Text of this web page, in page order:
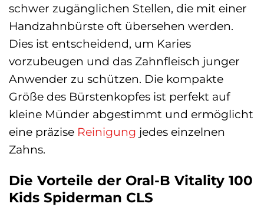
schwer zugänglichen Stellen, die mit einer
Handzahnbürste oft übersehen werden.
Dies ist entscheidend, um Karies
vorzubeugen und das Zahnfleisch junger
Anwender zu schützen. Die kompakte
Größe des Bürstenkopfes ist perfekt auf
kleine Münder abgestimmt und ermöglicht
eine präzise Reinigung jedes einzelnen
Zahns.
Die Vorteile der Oral-B Vitality 100
Kids Spiderman CLS